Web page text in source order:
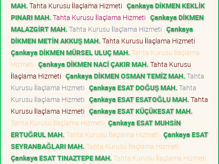
MAH. Tahta Kurusu İlaçlama Hizmeti Çankaya DİKMEN KEKLİK
PINARI MAH. Tahta Kurusu İlaçlama Hizmeti Çankaya DİKMEN
MALAZGİRT MAH. Tahta Kurusu İlaçlama Hizmeti Çankaya
DİKMEN METİN AKKUŞ MAH. Tahta Kurusu İlaçlama Hizmeti
Çankaya DİKMEN MÜRSEL ULUÇ MAH. Tahta Kurusu İlaçlama
Hizmeti Çankaya DİKMEN NACİ ÇAKIR MAH. Tahta Kurusu
İlaçlama Hizmeti Çankaya DİKMEN OSMAN TEMİZ MAH. Tahta
Kurusu İlaçlama Hizmeti Çankaya ESAT DOĞUŞ MAH. Tahta
Kurusu İlaçlama Hizmeti Çankaya ESAT ESATOĞLU MAH. Tahta
Kurusu İlaçlama Hizmeti Çankaya ESAT KÜÇÜKESAT MAH.
Tahta Kurusu İlaçlama Hizmeti Çankaya ESAT MUHSİN
ERTUĞRUL MAH. Tahta Kurusu İlaçlama Hizmeti Çankaya ESAT
SEYRANBAĞLARI MAH. Tahta Kurusu İlaçlama Hizmeti
Çankaya ESAT TINAZTEPE MAH. Tahta Kurusu İlaçlama Hizmeti